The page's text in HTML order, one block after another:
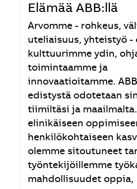
Elämää ABB:llä
Arvomme - rohkeus,
uteliaisuus, yhteistyö -
kulttuurimme ydin,
toimintaamme ja
innovaatioitamme.
edistystä odotetaan
tiimiltäsi ja
elinikäiseen
henkilökohtaiseen
olemme sitoutuneet
työntekijöillemme
mahdollisuudet oppia,